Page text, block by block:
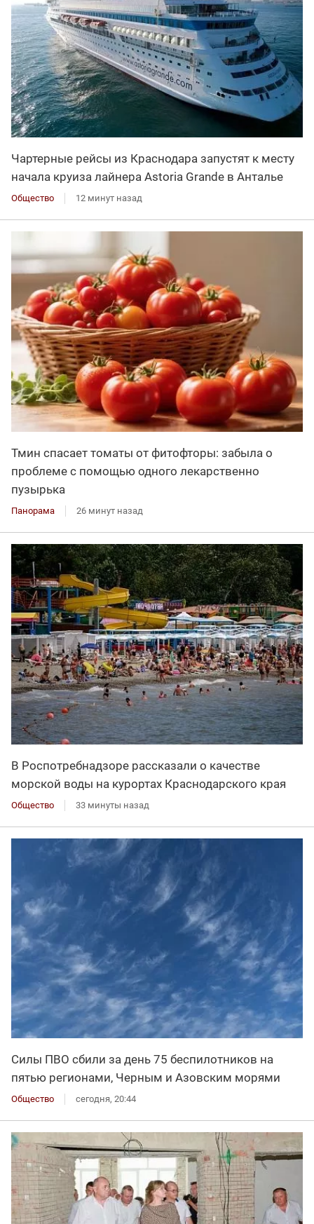
Чартерные рейсы из Краснодара запустят к месту
начала круиза лайнера Astoria Grande в Анталье
Общество 12 минут назад
Тмин спасает томаты от фитофторы: забыла о
проблеме с помощью одного лекарственно
пузырька
Панорама 26 минут назад
В Роспотребнадзоре рассказали о качестве
морской воды на курортах Краснодарского края
Общество 33 минуты назад
Силы ПВО сбили за день 75 беспилотников на
пятью регионами, Черным и Азовским морями
Общество сегодня, 20:44